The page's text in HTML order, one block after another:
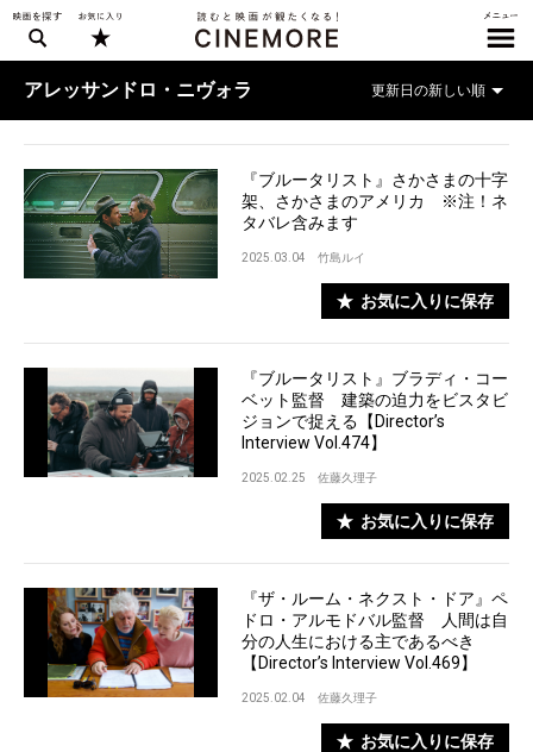
アレッサンドロ・ニヴォラ
『ブルータリスト』さかさまの十字
架、さかさまのアメリカ ※注！ネ
タバレ含みます
2025.03.04 竹島ルイ
お気に入りに保存
『ブルータリスト』ブラディ・コー
ベット監督 建築の迫力をビスタビ
ジョンで捉える【Director’s
Interview Vol.474】
2025.02.25 佐藤久理子
お気に入りに保存
『ザ・ルーム・ネクスト・ドア』ペ
ドロ・アルモドバル監督 人間は自
分の人生における主であるべき
【Director’s Interview Vol.469】
2025.02.04 佐藤久理子
お気に入りに保存